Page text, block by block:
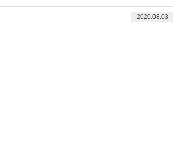
2020.08.03